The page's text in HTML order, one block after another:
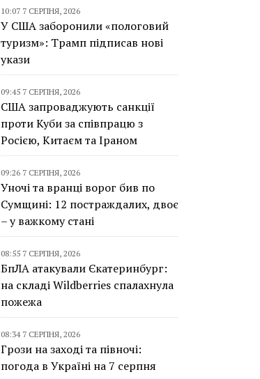
10:07 7 СЕРПНЯ, 2026
У США заборонили «пологовий
туризм»: Трамп підписав нові
укази
09:45 7 СЕРПНЯ, 2026
США запроваджують санкції
проти Куби за співпрацю з
Росією, Китаєм та Іраном
09:26 7 СЕРПНЯ, 2026
Уночі та вранці ворог бив по
Сумщині: 12 постраждалих, двоє
– у важкому стані
08:55 7 СЕРПНЯ, 2026
БпЛА атакували Єкатеринбург:
на складі Wildberries спалахнула
пожежа
08:34 7 СЕРПНЯ, 2026
Грози на заході та півночі:
погода в Україні на 7 серпня